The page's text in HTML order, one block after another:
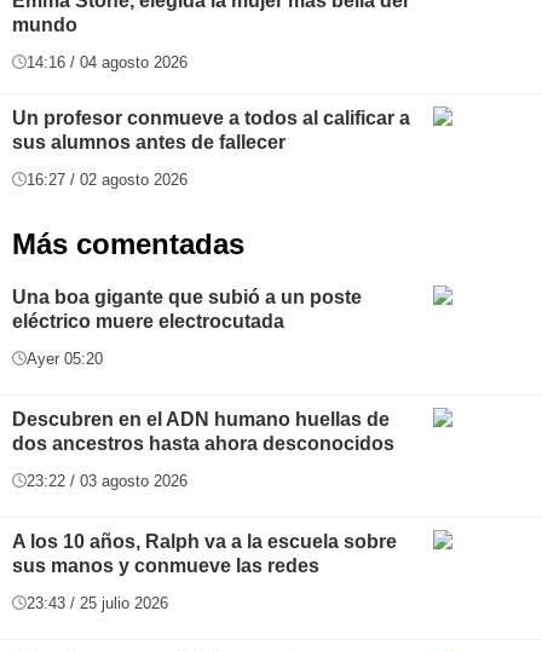
mundo
14:16 / 04 agosto 2026
Un profesor conmueve a todos al calificar a
sus alumnos antes de fallecer
16:27 / 02 agosto 2026
Más comentadas
Una boa gigante que subió a un poste
eléctrico muere electrocutada
Ayer 05:20
Descubren en el ADN humano huellas de
dos ancestros hasta ahora desconocidos
23:22 / 03 agosto 2026
A los 10 años, Ralph va a la escuela sobre
sus manos y conmueve las redes
23:43 / 25 julio 2026